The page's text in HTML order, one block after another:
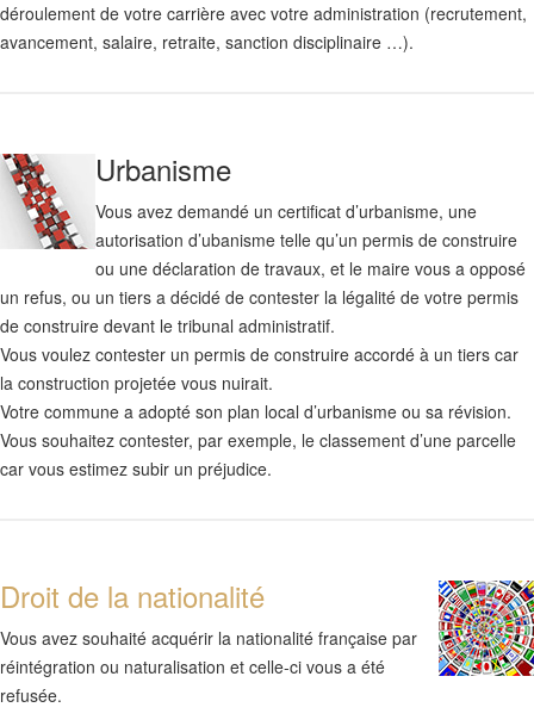
déroulement de votre carrière avec votre administration (recrutement,
avancement, salaire, retraite, sanction disciplinaire …).
Urbanisme
Vous avez demandé un certificat d’urbanisme, une
autorisation d’ubanisme telle qu’un permis de construire
ou une déclaration de travaux, et le maire vous a opposé
un refus, ou un tiers a décidé de contester la légalité de votre permis
de construire devant le tribunal administratif.
Vous voulez contester un permis de construire accordé à un tiers car
la construction projetée vous nuirait.
Votre commune a adopté son plan local d’urbanisme ou sa révision.
Vous souhaitez contester, par exemple, le classement d’une parcelle
car vous estimez subir un préjudice.
Droit de la nationalité
Vous avez souhaité acquérir la nationalité française par
réintégration ou naturalisation et celle-ci vous a été
refusée.